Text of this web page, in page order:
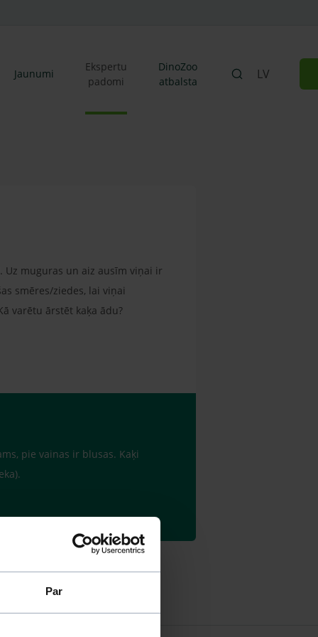
Par
Jaunumi
Ekspertu
padomi
DinoZoo
atbalsta
LV
Uz muguras un aiz ausīm viņai ir
smēres/ziedes, lai viņai
varētu ārstēt kaķa ādu?
pie vainas ir blusas. Kaķi